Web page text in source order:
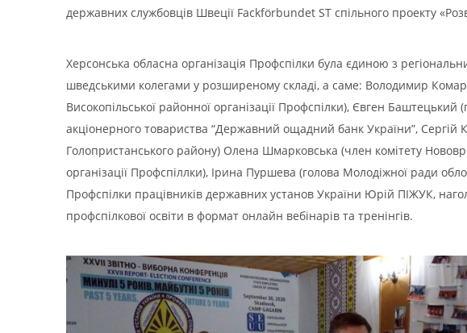
державних службовців Швеції Fackförbundet ST спільного проекту
Херсонська обласна організація Профспілки була єдиною з
шведськими колегами у розширеному складі, а саме: Володимир
Високопільської районної організації Профспілки), Євген Баштецький
акціонерного товариства “Державний ощадний банк України”, Сергій
Голопристанського району) Олена Шмарковська (член комітету
організації Профспіллки), Ірина Пуршева (голова Молодіжної ради
Профспілки працівників державних установ України Юрій ПІЖУК,
профспілкової освіти в формат онлайн вебінарів та тренінгів.